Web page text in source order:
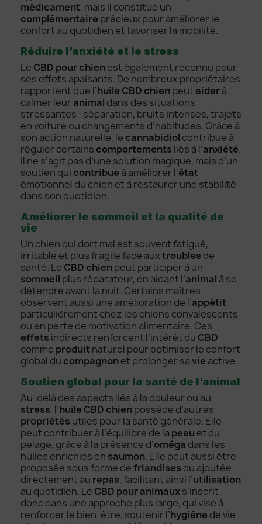
médicament, mais il constitue un
complémentaire précieux pour améliorer le
confort au quotidien et favoriser la mobilité.
Réduire l’anxiété et le stress
Le CBD pour chienest également reconnu pour
ses effets apaisants. De nombreux propriétaires
rapportent que l’huile CBD chienpeut aiderà
calmer leur animal dans des situations
stressantes : séparation, bruits intenses, trajets
en voiture ou changements d’habitudes. Grâce à
son action naturelle, le cannabidiol contribue à
réguler certains comportements liés à l’anxiété.
Il ne s’agit pas d’une solution magique, mais d’un
soutien qui contribue à améliorer l’état
émotionnel du chien et à restaurer une stabilité
dans son quotidien.
Améliorer le sommeil et la qualité de
vie
Un chien qui dort mal est souvent fatigué,
irritable et plus fragile face auxtroubles de
santé. Le CBD chienpeut participer à un
sommeil plus réparateur, en aidant l’animal à se
détendre avant la nuit. Certains maîtres
observent aussi une amélioration de l’appétit,
particulièrement chez les chiens convalescents
ou en perte de motivation alimentaire. Ces
effets indirects renforcent l’intérêt du CBD
comme produitnaturel pour optimiser le confort
global du compagnonet prolonger savie active.
Soutien global pour la santé de l’animal
Au-delà des aspects liés à la douleur ou au
stress, l’huile CBD chienpossède d’autres
propriétés utiles pour la santé générale. Elle
peut contribuer à l’équilibre de la peau et du
pelage, grâce à la présence d’oméga dans les
huiles enrichies en saumon. Elle peut aussi être
proposée sous forme defriandises ou ajoutée
directement au repas, facilitant ainsi l’utilisation
au quotidien. Le CBD pour animauxs’inscrit
donc dans une approche plus large, qui vise à
renforcer le bien-être, soutenir l’hygiène de vie